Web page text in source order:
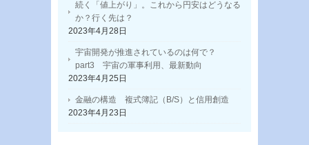
続く「値上がり」。これから円安はどうなる
か？行く先は？
2023年4月28日
宇宙開発が推進されているのは何で？
part3 宇宙の軍事利用、最新動向
2023年4月25日
金融の構造 複式簿記（B/S）と信用創造
2023年4月23日